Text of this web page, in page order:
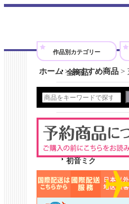
作品別カテゴリー
全商品
劇場版『ウマ娘 プ
ービー 新時代の扉
シャドウバースＦ
勇気爆発バーンブ
初音ミク
全商品 (初
和モダンコ
ホーム > おすすめ商品 >